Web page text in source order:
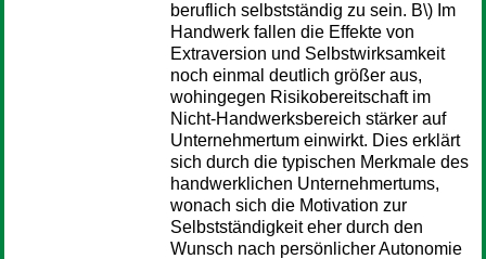
beruflich selbstständig zu sein. B\) Im
Handwerk fallen die Effekte von
Extraversion und Selbstwirksamkeit
noch einmal deutlich größer aus,
wohingegen Risikobereitschaft im
Nicht-Handwerksbereich stärker auf
Unternehmertum einwirkt. Dies erklärt
sich durch die typischen Merkmale des
handwerklichen Unternehmertums,
wonach sich die Motivation zur
Selbstständigkeit eher durch den
Wunsch nach persönlicher Autonomie